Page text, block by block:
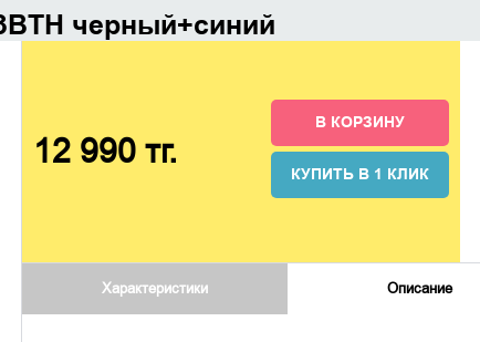
черный+синий
12 990 тг.
В КОРЗИНУ
КУПИТЬ В 1 КЛИК
Характеристики Описание